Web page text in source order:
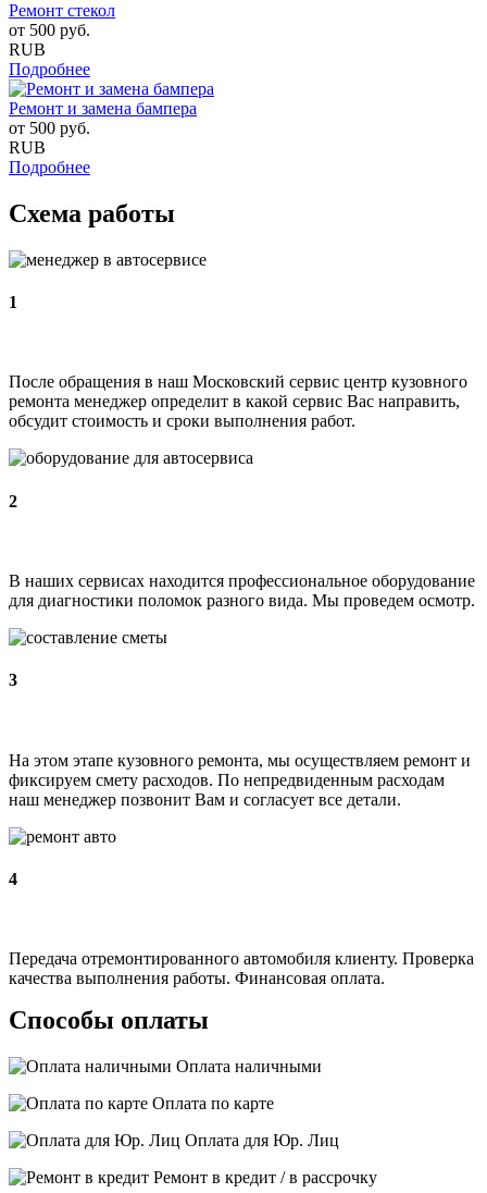
Ремонт стекол
от 500 руб.
RUB
Подробнее
Ремонт и замена бампера
от 500 руб.
RUB
Подробнее
Схема работы
1
После обращения в наш Московский сервис центр кузовного
ремонта менеджер определит в какой сервис Вас направить,
обсудит стоимость и сроки выполнения работ.
2
В наших сервисах находится профессиональное оборудование
для диагностики поломок разного вида. Мы проведем осмотр.
3
На этом этапе кузовного ремонта, мы осуществляем ремонт и
фиксируем смету расходов. По непредвиденным расходам
наш менеджер позвонит Вам и согласует все детали.
4
Передача отремонтированного автомобиля клиенту. Проверка
качества выполнения работы. Финансовая оплата.
Способы оплаты
Оплата наличными
Оплата по карте
Оплата для Юр. Лиц
Ремонт в кредит / в рассрочку